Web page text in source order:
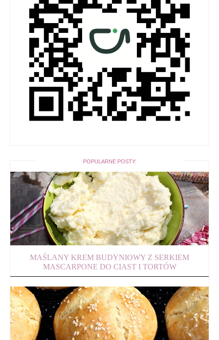
POPULARNE POSTY:
MAŚLANY KREM BUDYNIOWY Z SERKIEM
MASCARPONE DO CIAST I TORTÓW